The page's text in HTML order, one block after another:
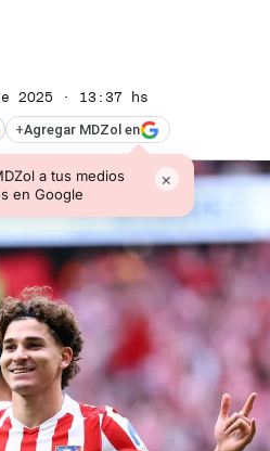
2025 · 13:37 hs
+Agregar MDZol en
a tus medios
en Google
×